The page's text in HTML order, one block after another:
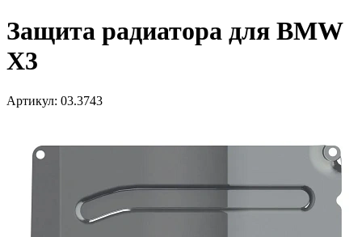
Защита радиатора для BMW
X3
Артикул: 03.3743